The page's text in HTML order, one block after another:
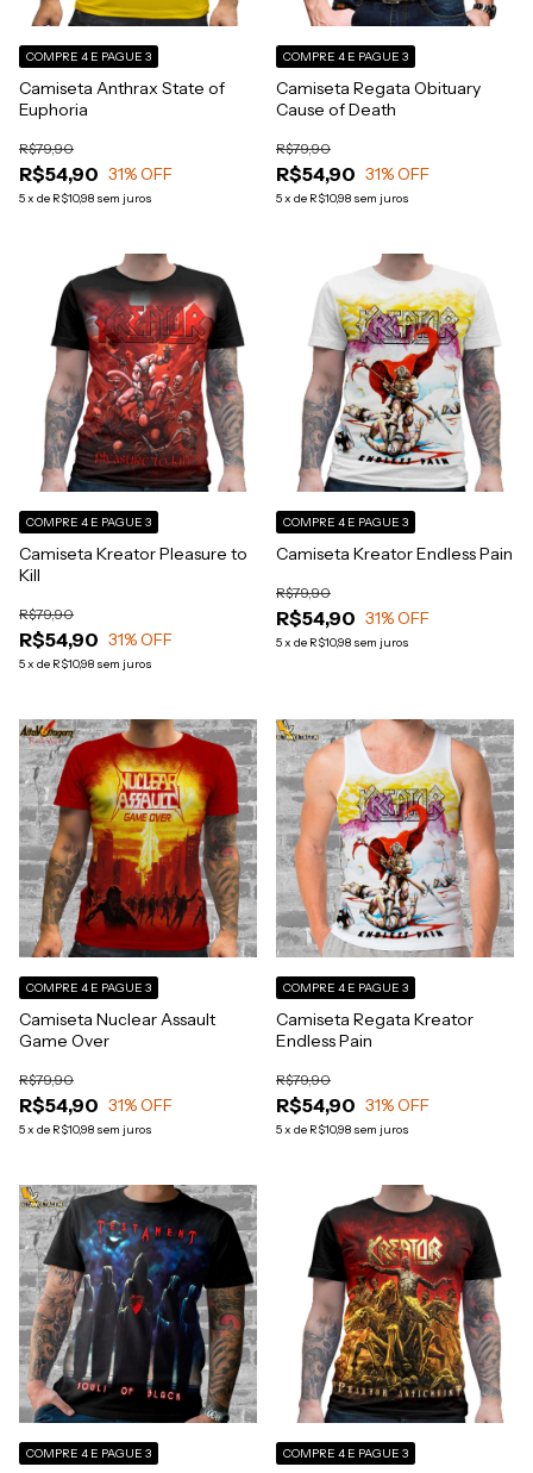
Camiseta Anthrax State of
Euphoria
R$54,90
R$79,90
31% OFF
5x de R$10,98 sem juros
COMPRE 4 E PAGUE 3
Camiseta Regata Obituary
Cause of Death
R$54,90
R$79,90
31% OFF
5x de R$10,98 sem juros
COMPRE 4 E PAGUE 3
Camiseta Kreator Pleasure to
Kill
R$54,90
R$79,90
31% OFF
5x de R$10,98 sem juros
COMPRE 4 E PAGUE 3
Camiseta Kreator Endless Pain
R$54,90
R$79,90
31% OFF
5x de R$10,98 sem juros
COMPRE 4 E PAGUE 3
Camiseta Nuclear Assault
Game Over
R$54,90
R$79,90
31% OFF
5x de R$10,98 sem juros
COMPRE 4 E PAGUE 3
Camiseta Regata Kreator
Endless Pain
R$54,90
R$79,90
31% OFF
5x de R$10,98 sem juros
COMPRE 4 E PAGUE 3
COMPRE 4 E PAGUE 3 COMPRE 4 E PAGUE 3